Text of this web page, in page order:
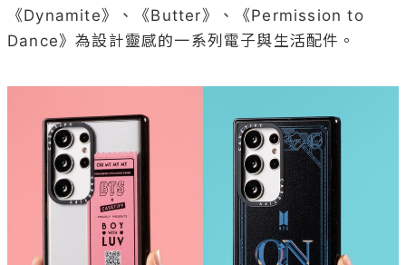
《Dynamite》、《Butter》、《Permission to
Dance》為設計靈感的一系列電子與生活配件。